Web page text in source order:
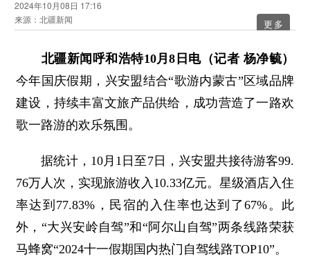
2024年10月08日 17:16
来源：北疆新闻
更多
北疆新闻呼和浩特10月8日电（记者 杨净毓）
今年国庆假期，兴安盟结合“歌游内蒙古”区域品牌
建设，持续丰富文旅产品供给，成功营造了一路欢
歌一路游的欢乐氛围。
据统计，10月1日至7日，兴安盟共接待游客99.
76万人次，实现旅游收入10.33亿元。星级酒店入住
率达到77.83%，民宿的入住率也达到了67%。此
外，“大兴安岭自驾”和“阿尔山自驾”两条线路荣获
马蜂窝“2024十一假期国内热门自驾线路TOP10”。